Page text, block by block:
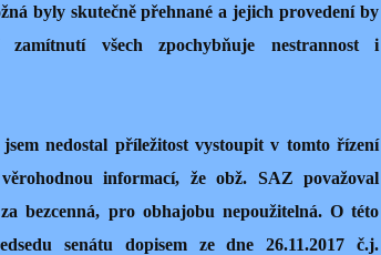
byly skutečně přehnané a jejich provedení by
všech zpochybňuje nestrannost i
nedostal příležitost vystoupit v tomto řízení
informací, že obž. SAZ považoval
bezcenná, pro obhajobu nepoužitelná. O této
senátu dopisem ze dne 26.11.2017 č.j.